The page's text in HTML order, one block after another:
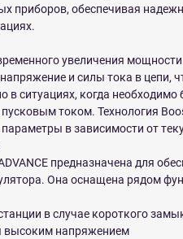
приборов, обеспечивая
увеличения
и силы тока в цепи,
ситуациях, когда необходимо
током. Технология
в зависимости от
предназначена для
Она оснащена рядом
в случае короткого
высоким напряжением